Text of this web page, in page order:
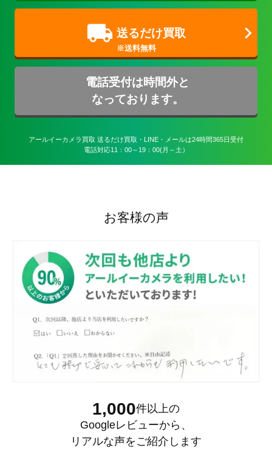
送るだけ買取
電話受付は時間外と
なっております。
アールイーカメラ買取 送るだけ買取・LINE・メールは24時間365日受付
電話対応11：00～19：00(月～土）
お客様の声
1,000件以上の
Googleレビューから、
リアルな声をご紹介します